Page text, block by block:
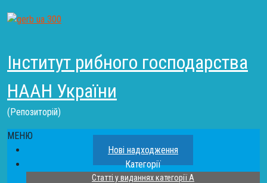
Інститут рибного господарства
НААН України
(Репозиторій)
МЕНЮ
Нові надходження
Категорії
Статті у виданнях категорії А